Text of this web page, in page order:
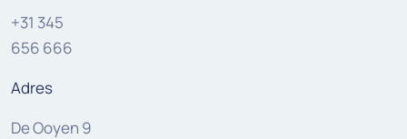
+31 345
656 666
Adres
De Ooyen 9